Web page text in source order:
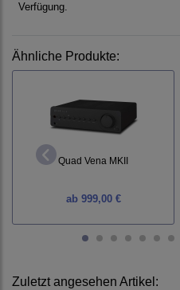
Verfügung.
Ähnliche Produkte:
Quad Vena MKII
ab999,00 €
Zuletzt angesehen Artikel: